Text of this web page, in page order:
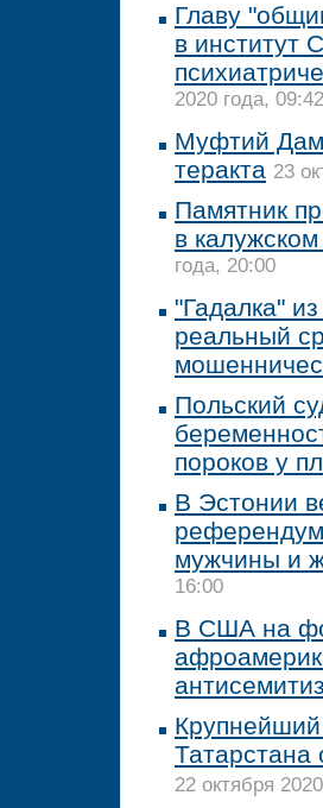
Главу
в институт
2020 года, 09:42
Муфтий
теракта 23
Памятник
в
года, 20:00
"Гадалка"
реальный
Польский
пороков у
В Эстонии
мужчины и
16:00
В США на
Татарстана
22 октября